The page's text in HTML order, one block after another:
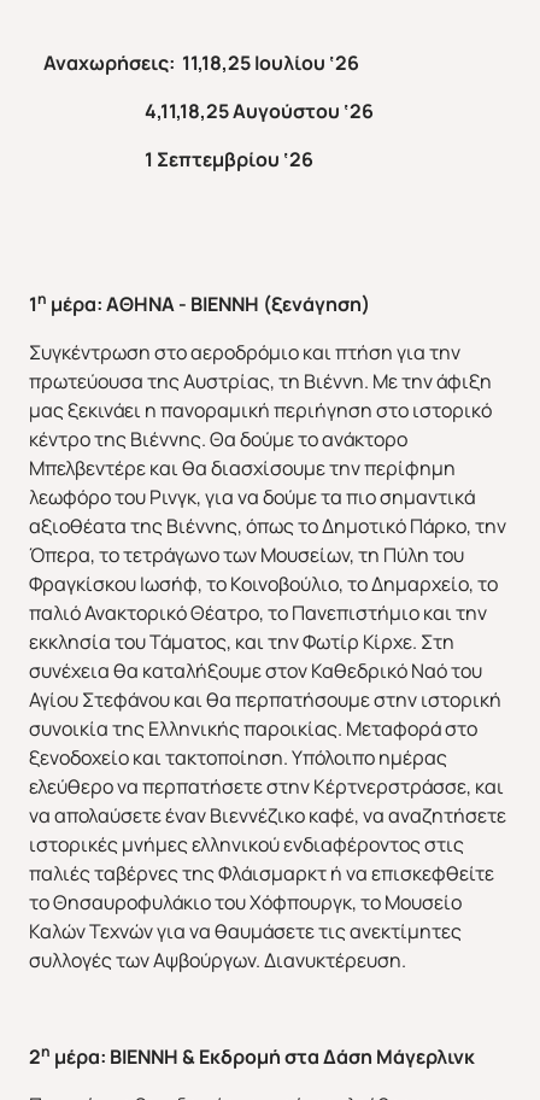
Αναχωρήσεις: 11,18,25 Ιουλίου ‘26
4,11,18,25 Αυγούστου ‘26
1 Σεπτεμβρίου ‘26
1η μέρα: ΑΘΗΝΑ - ΒΙΕΝΝΗ (ξενάγηση)
Συγκέντρωση στο αεροδρόμιο και πτήση για την
πρωτεύουσα της Αυστρίας, τη Βιέννη. Με την άφιξη
μας ξεκινάει η πανοραμική περιήγηση στο ιστορικό
κέντρο της Βιέννης. Θα δούμε το ανάκτορο
Μπελβεντέρε και θα διασχίσουμε την περίφημη
λεωφόρο του Ρινγκ, για να δούμε τα πιο σημαντικά
αξιοθέατα της Βιέννης, όπως το Δημοτικό Πάρκο, την
Όπερα, το τετράγωνο των Μουσείων, τη Πύλη του
Φραγκίσκου Ιωσήφ, το Κοινοβούλιο, το Δημαρχείο, το
παλιό Ανακτορικό Θέατρο, το Πανεπιστήμιο και την
εκκλησία του Τάματος, και την Φωτίρ Κίρχε. Στη
συνέχεια θα καταλήξουμε στον Καθεδρικό Ναό του
Αγίου Στεφάνου και θα περπατήσουμε στην ιστορική
συνοικία της Ελληνικής παροικίας. Μεταφορά στο
ξενοδοχείο και τακτοποίηση. Yπόλοιπο ημέρας
ελεύθερο να περπατήσετε στην Κέρτνερστράσσε, και
να απολαύσετε έναν Βιεννέζικο καφέ, να αναζητήσετε
ιστορικές μνήμες ελληνικού ενδιαφέροντος στις
παλιές ταβέρνες της Φλάισμαρκτ ή να επισκεφθείτε
το Θησαυροφυλάκιο του Χόφπουργκ, το Μουσείο
Καλών Τεχνών για να θαυμάσετε τις ανεκτίμητες
συλλογές των Αψβούργων. Διανυκτέρευση.
2η μέρα: BIENNH & Εκδρομή στα Δάση Μάγερλινκ